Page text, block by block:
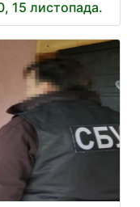
15 листопада.